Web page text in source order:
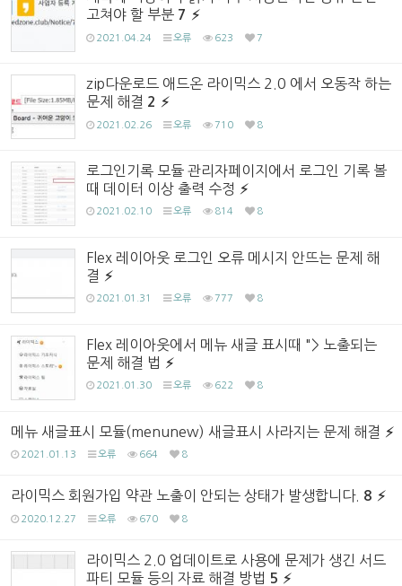
고쳐야 할 부분 7
2021.04.24 오류 623 7
zip다운로드 애드온 라이믹스 2.0 에서 오동작 하는
문제 해결 2
2021.02.26 오류 710 8
로그인기록 모듈 관리자페이지에서 로그인 기록 볼
때 데이터 이상 출력 수정
2021.02.10 오류 814 8
Flex 레이아웃 로그인 오류 메시지 안뜨는 문제 해
결
2021.01.31 오류 777 8
Flex 레이아웃에서 메뉴 새글 표시때 "> 노출되는
문제 해결 법
2021.01.30 오류 622 8
메뉴 새글표시 모듈(menunew) 새글표시 사라지는 문제 해결
2021.01.13 오류 664 8
라이믹스 회원가입 약관 노출이 안되는 상태가 발생합니다. 8
2020.12.27 오류 670 8
라이믹스 2.0 업데이트로 사용에 문제가 생긴 서드
파티 모듈 등의 자료 해결 방법 5